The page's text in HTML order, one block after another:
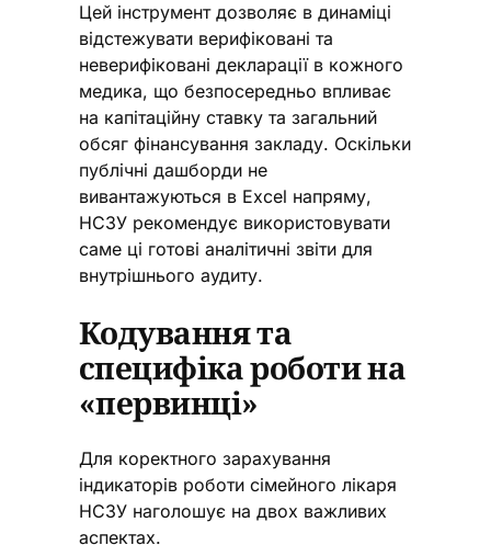
Цей інструмент дозволяє в динаміці
відстежувати верифіковані та
неверифіковані декларації в кожного
медика, що безпосередньо впливає
на капітаційну ставку та загальний
обсяг фінансування закладу. Оскільки
публічні дашборди не
вивантажуються в Excel напряму,
НСЗУ рекомендує використовувати
саме ці готові аналітичні звіти для
внутрішнього аудиту.
Кодування та
специфіка роботи на
«первинці»
Для коректного зарахування
індикаторів роботи сімейного лікаря
НСЗУ наголошує на двох важливих
аспектах.